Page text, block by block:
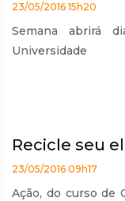
23/05/2016 15h20
Semana abrirá
Universidade
Recicle seu
23/05/2016 09h17
Ação, do curso de